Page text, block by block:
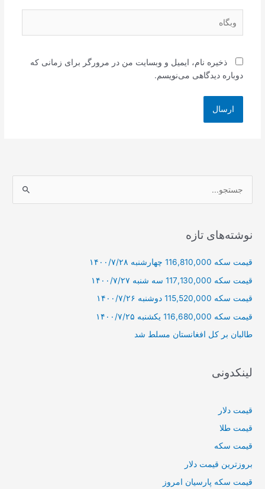
ذخیره نام، ایمیل و وبسایت من در مرورگر برای زمانی که
دوباره دیدگاهی می‌نویسم.
ب
ر
ا
نوشته‌های تازه
قیمت سکه 116,810,000 چهارشنبه ۱۴۰۰/۷/۲۸
قیمت سکه 117,130,000 سه شنبه ۱۴۰۰/۷/۲۷
قیمت سکه 115,520,000 دوشنبه ۱۴۰۰/۷/۲۶
قیمت سکه 116,680,000 یکشنبه ۱۴۰۰/۷/۲۵
طالبان بر كل افغانستان مسلط شد
لینکدونی
قیمت دلار
قیمت طلا
قیمت سکه
بروزترین قیمت دلار
قیمت سکه پارسیان امروز